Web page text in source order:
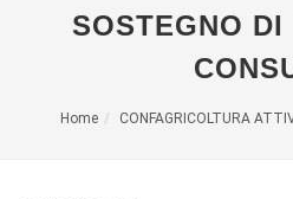
SOSTEGNO DI
Home CONFAGRICOLTURA